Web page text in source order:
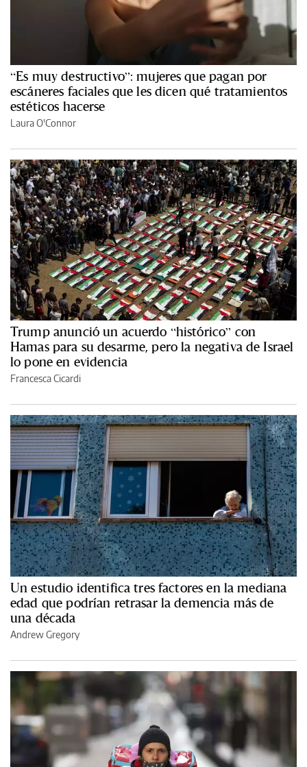
“Es muy destructivo”: mujeres que pagan por
escáneres faciales que les dicen qué tratamientos
estéticos hacerse
Laura O'Connor
Trump anunció un acuerdo “histórico” con
Hamas para su desarme, pero la negativa de Israel
lo pone en evidencia
Francesca Cicardi
Un estudio identifica tres factores en la mediana
edad que podrían retrasar la demencia más de
una década
Andrew Gregory